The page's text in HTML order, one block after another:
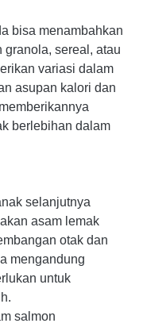
bisa menambahkan
granola, sereal, atau
variasi dalam
asupan kalori dan
berlebihan dalam
selanjutnya
asam lemak
otak dan
mengandung
untuk
salmon